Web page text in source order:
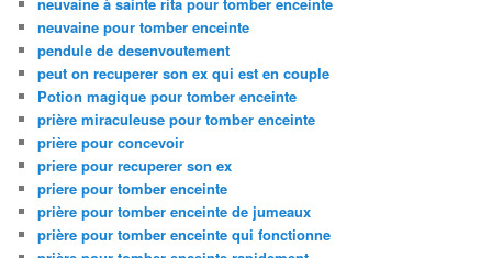
neuvaine pour tomber enceinte
pendule de desenvoutement
peut on recuperer son ex qui est en couple
Potion magique pour tomber enceinte
prière miraculeuse pour tomber enceinte
prière pour concevoir
priere pour recuperer son ex
priere pour tomber enceinte
prière pour tomber enceinte de jumeaux
prière pour tomber enceinte qui fonctionne